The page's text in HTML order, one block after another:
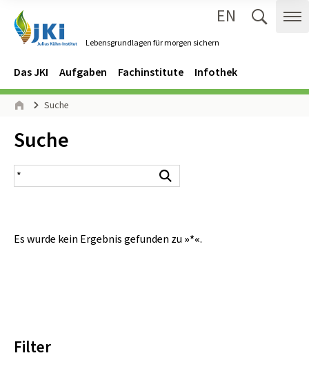
Lebensgrundlagen für morgen sichern
EN
Navigation
Hauptmenü
Das JKI Aufgaben Fachinstitute Infothek
Seitenpfad
Suche
Inhalt:
Suche
Suchergebnis
Es wurde kein Ergebnis gefunden zu »*«.
Filter